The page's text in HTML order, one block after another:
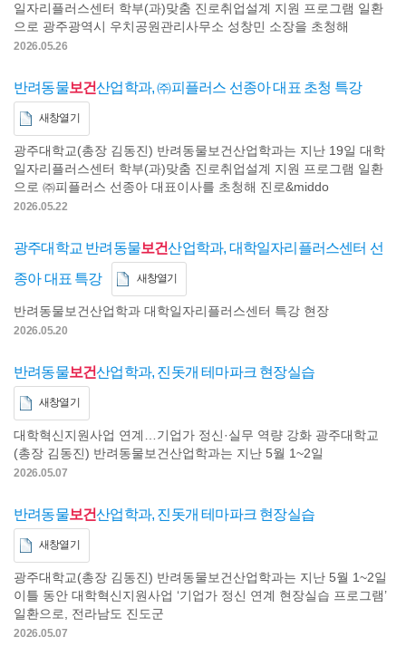
일자리플러스센터 학부(과)맞춤 진로취업설계 지원 프로그램 일환
으로 광주광역시 우치공원관리사무소 성창민 소장을 초청해
2026.05.26
반려동물보건산업학과, ㈜피플러스 선종아 대표 초청 특강
새창열기
광주대학교(총장 김동진) 반려동물보건산업학과는 지난 19일 대학
일자리플러스센터 학부(과)맞춤 진로취업설계 지원 프로그램 일환
으로 ㈜피플러스 선종아 대표이사를 초청해 진로&middo
2026.05.22
광주대학교 반려동물보건산업학과, 대학일자리플러스센터 선
종아 대표 특강
새창열기
반려동물보건산업학과 대학일자리플러스센터 특강 현장
2026.05.20
반려동물보건산업학과, 진돗개 테마파크 현장실습
새창열기
대학혁신지원사업 연계…기업가 정신·실무 역량 강화 광주대학교
(총장 김동진) 반려동물보건산업학과는 지난 5월 1~2일
2026.05.07
반려동물보건산업학과, 진돗개 테마파크 현장실습
새창열기
광주대학교(총장 김동진) 반려동물보건산업학과는 지난 5월 1~2일
이틀 동안 대학혁신지원사업 ‘기업가 정신 연계 현장실습 프로그램’
일환으로, 전라남도 진도군
2026.05.07